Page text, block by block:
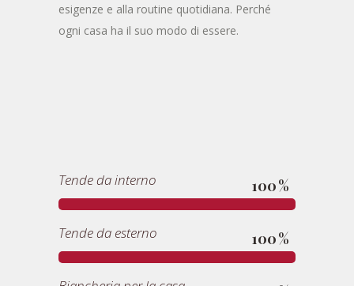
esigenze e alla routine quotidiana. Perché
ogni casa ha il suo modo di essere.
Tende da interno 100
Tende da esterno 100